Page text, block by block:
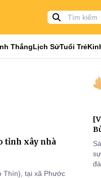
ThắngLịch SửTuổi Trẻ
tỉnh xây nhà
Thìn), tại xã Phước